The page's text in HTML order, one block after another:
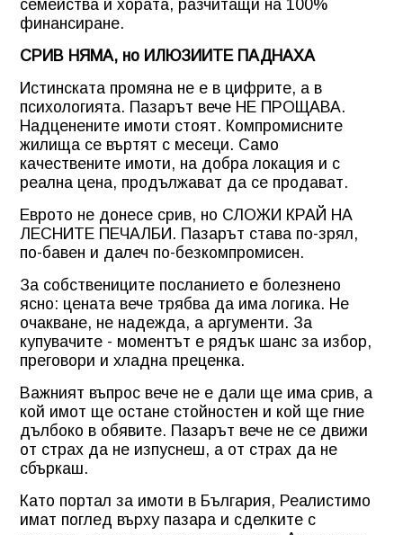
семейства и хората, разчитащи на 100%
финансиране.
СРИВ НЯМА, но ИЛЮЗИИТЕ ПАДНАХА
Истинската промяна не е в цифрите, а в
психологията. Пазарът вече НЕ ПРОЩАВА.
Надценените имоти стоят. Компромисните
жилища се въртят с месеци. Само
качествените имоти, на добра локация и с
реална цена, продължават да се продават.
Еврото не донесе срив, но СЛОЖИ КРАЙ НА
ЛЕСНИТЕ ПЕЧАЛБИ. Пазарът става по-зрял,
по-бавен и далеч по-безкомпромисен.
За собствениците посланието е болезнено
ясно: цената вече трябва да има логика. Не
очакване, не надежда, а аргументи. За
купувачите - моментът е рядък шанс за избор,
преговори и хладна преценка.
Важният въпрос вече не е дали ще има срив, а
кой имот ще остане стойностен и кой ще гние
дълбоко в обявите. Пазарът вече не се движи
от страх да не изпуснеш, а от страх да не
сбъркаш.
Като портал за имоти в България, Реалистимо
имат поглед върху пазара и сделките с